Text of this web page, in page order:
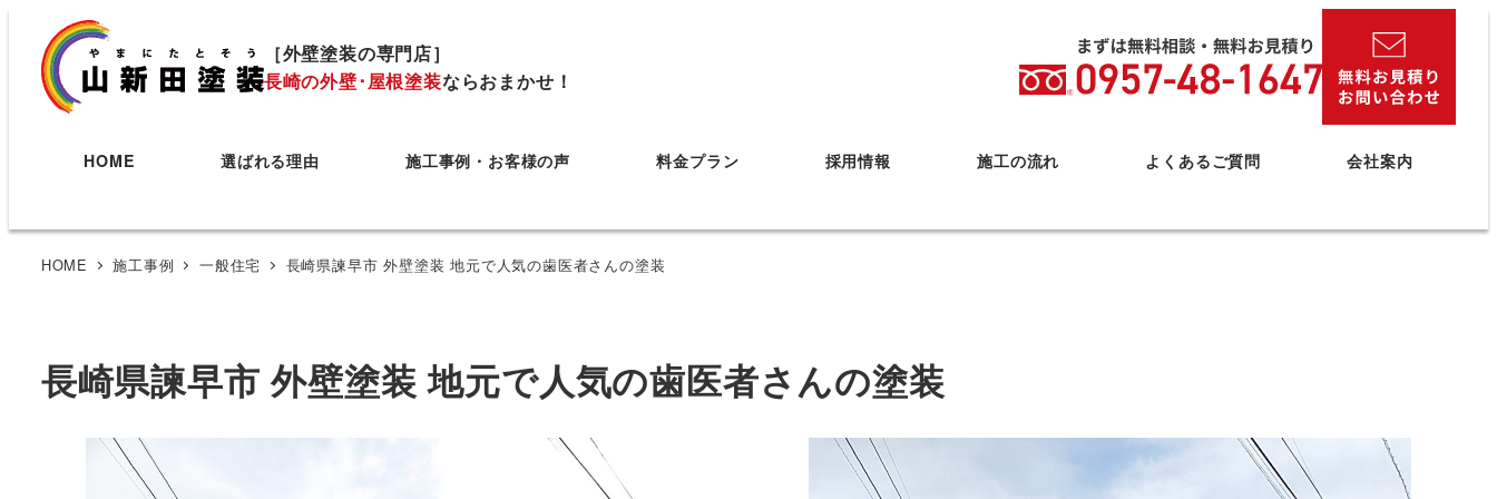
［外壁塗装の専門店］
長崎の外壁･屋根塗装ならおまかせ！
HOME 選ばれる理由 施工事例・お客様の声 料金プラン 採用情報 施工の流れ よくあるご質問 会社案内
HOME 施工事例 一般住宅 長崎県諫早市 外壁塗装 地元で人気の歯医者さんの塗装
長崎県諫早市 外壁塗装 地元で人気の歯医者さんの塗装